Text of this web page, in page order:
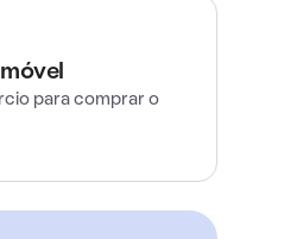
para comprar o